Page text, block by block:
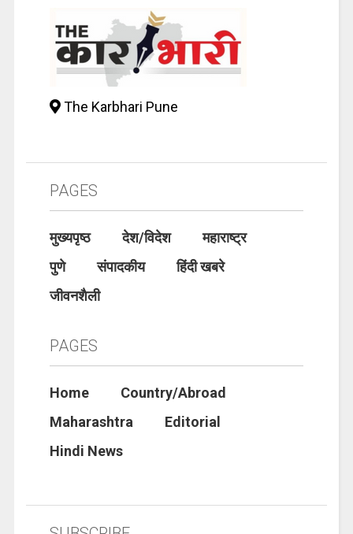
The Karbhari Pune
PAGES
मुख्यपृष्ठ देश/विदेश
महाराष्ट्र
पुणे
संपादकीय
हिंदी खबरे
जीवनशैली
PAGES
Home
Country/Abroad
Maharashtra
Editorial
Hindi News